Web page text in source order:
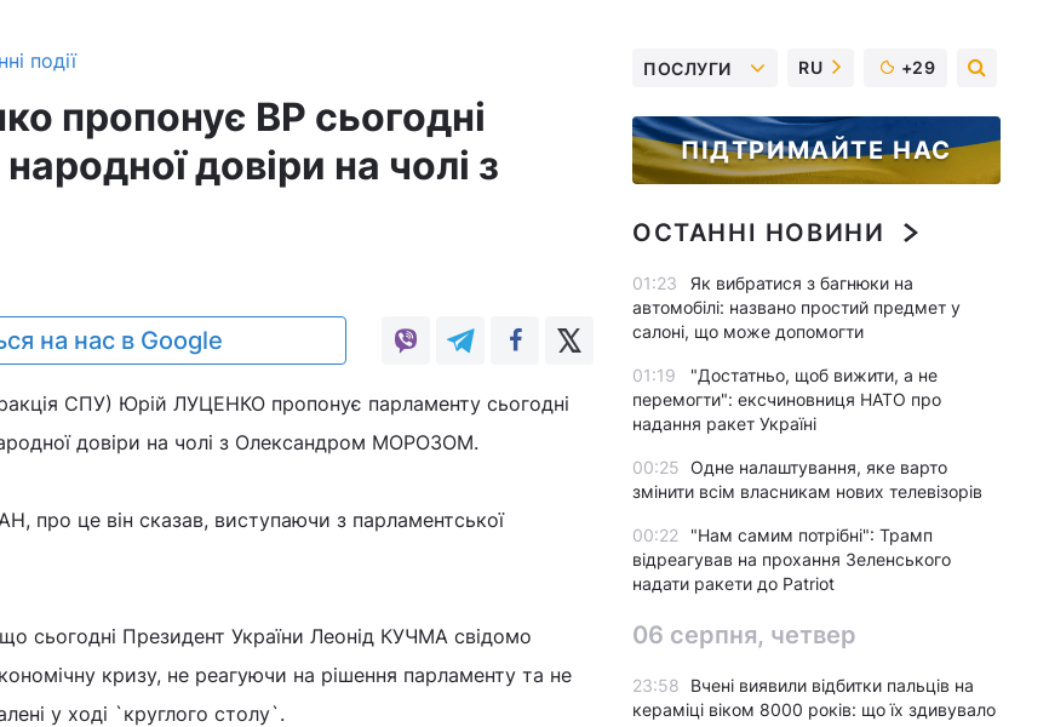
події
пропонує ВР сьогодні
довіри на чолі з
на нас в Google
СПУ) Юрій ЛУЦЕНКО пропонує парламенту сьогодні
довіри на чолі з Олександром МОРОЗОМ.
про це він сказав, виступаючи з парламентської
сьогодні Президент України Леонід КУЧМА свідомо
кризу, не реагуючи на рішення парламенту та не
у ході `круглого столу`.
ПОСЛУГИ RU +29
ПІДТРИМАЙТЕ НАС
ОСТАННІ НОВИНИ
01:23
Як вибратися з багнюки на
автомобілі: названо простий предмет у
салоні, що може допомогти
01:19
"Достатньо, щоб вижити, а не
перемогти": ексчиновниця НАТО про
надання ракет Україні
00:25 Одне налаштування, яке варто
змінити всім власникам нових телевізорів
00:22
"Нам самим потрібні": Трамп
відреагував на прохання Зеленського
надати ракети до Patriot
06 серпня, четвер
23:58
Вчені виявили відбитки пальців на
кераміці віком 8000 років: що їх здивувало